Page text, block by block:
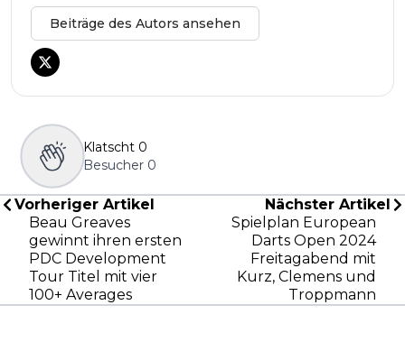
Beiträge des Autors ansehen
Klatscht 0
Besucher 0
Vorheriger Artikel
Beau Greaves
gewinnt ihren ersten
PDC Development
Tour Titel mit vier
100+ Averages
Nächster Artikel
Spielplan European
Darts Open 2024
Freitagabend mit
Kurz, Clemens und
Troppmann